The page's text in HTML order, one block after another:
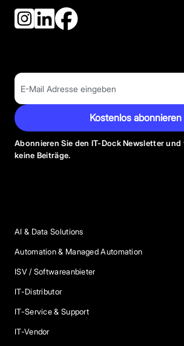
Kostenlos abonnieren
Abonnieren Sie den IT-Dock Newsletter und
keine Beiträge.
AI & Data Solutions
Automation & Managed Automation
ISV / Softwareanbieter
IT-Distributor
IT-Service & Support
IT-Vendor